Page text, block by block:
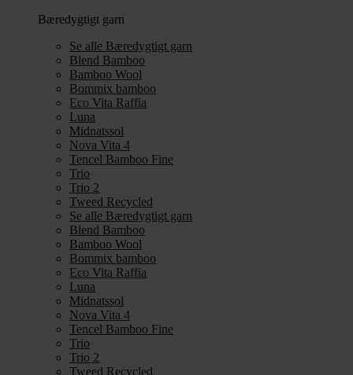
Bæredygtigt garn
Se alle Bæredygtigt garn
Blend Bamboo
Bamboo Wool
Bommix bamboo
Eco Vita Raffia
Luna
Midnatssol
Nova Vita 4
Tencel Bamboo Fine
Trio
Trio 2
Tweed Recycled
Se alle Bæredygtigt garn
Blend Bamboo
Bamboo Wool
Bommix bamboo
Eco Vita Raffia
Luna
Midnatssol
Nova Vita 4
Tencel Bamboo Fine
Trio
Trio 2
Tweed Recycled